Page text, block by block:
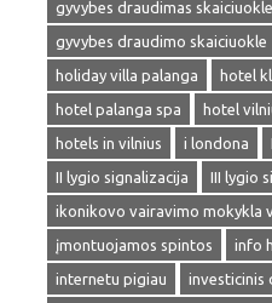
gyvybes draudimas skaiciuokle
gyvybes draudimo skaiciuokle
holiday villa palanga
hotel
hotel palanga spa
hotel
hotels in vilnius
i londona
II lygio signalizacija
III lygio
ikonikovo vairavimo mokykla
įmontuojamos spintos
info
internetu pigiau
investicinis